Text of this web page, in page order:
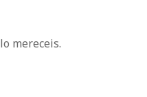
mereceis.